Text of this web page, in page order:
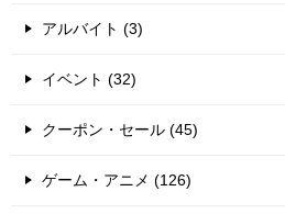
アルバイト (3)
イベント (32)
クーポン・セール (45)
ゲーム・アニメ (126)